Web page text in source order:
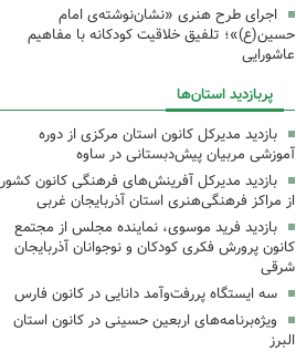
اجرای طرح هنری «نشان‌نوشته‌ی امام
حسین(ع)»؛ تلفیق خلاقیت کودکانه با مفاهیم
عاشورایی
پربازدید استان‌ها
بازدید مدیرکل کانون استان مرکزی از دوره
آموزشی مربیان پیش‌دبستانی در ساوه
بازدید مدیرکل آفرینش‌های فرهنگی کانون کشور
از مراکز فرهنگی‌هنری استان آذربایجان غربی
بازدید فرید موسوی، نماینده مجلس از مجتمع
کانون پرورش فکری کودکان و نوجوانان آذربایجان
شرقی
سه ایستگاه پررفت‌وآمد دانایی در کانون فارس
ویژه‌برنامه‌های اربعین حسینی در کانون استان
البرز